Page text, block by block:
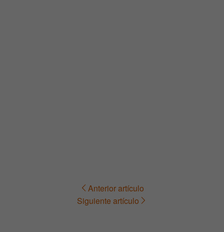
Navegación Anterior artículo
Siguiente artículo